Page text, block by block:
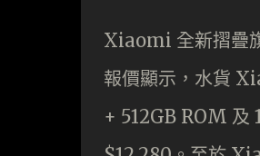
Xiaomi 全新摺疊
報價顯示，水貨
+ 512GB ROM 及